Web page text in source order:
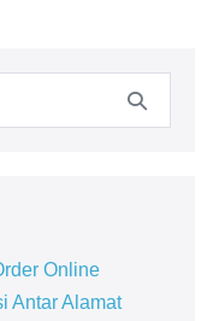
Online
Antar Alamat